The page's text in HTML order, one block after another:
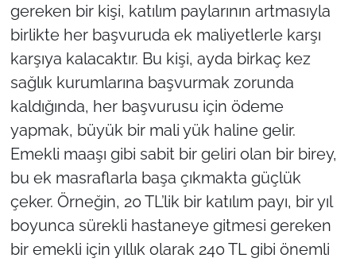
gereken bir kişi, katılım paylarının artmasıyla
birlikte her başvuruda ek maliyetlerle karşı
karşıya kalacaktır. Bu kişi, ayda birkaç kez
sağlık kurumlarına başvurmak zorunda
kaldığında, her başvurusu için ödeme
yapmak, büyük bir mali yük haline gelir.
Emekli maaşı gibi sabit bir geliri olan bir birey,
bu ek masraflarla başa çıkmakta güçlük
çeker. Örneğin, 20 TL’lik bir katılım payı, bir yıl
boyunca sürekli hastaneye gitmesi gereken
bir emekli için yıllık olarak 240 TL gibi önemli